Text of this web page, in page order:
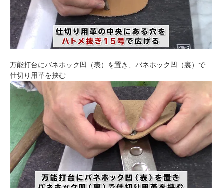
万能打台にバネホック凹（表）を置き、バネホック凹（裏）で
仕切り用革を挟む